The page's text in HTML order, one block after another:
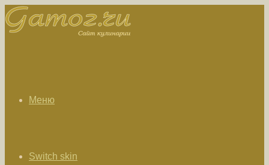
Меню
Switch skin